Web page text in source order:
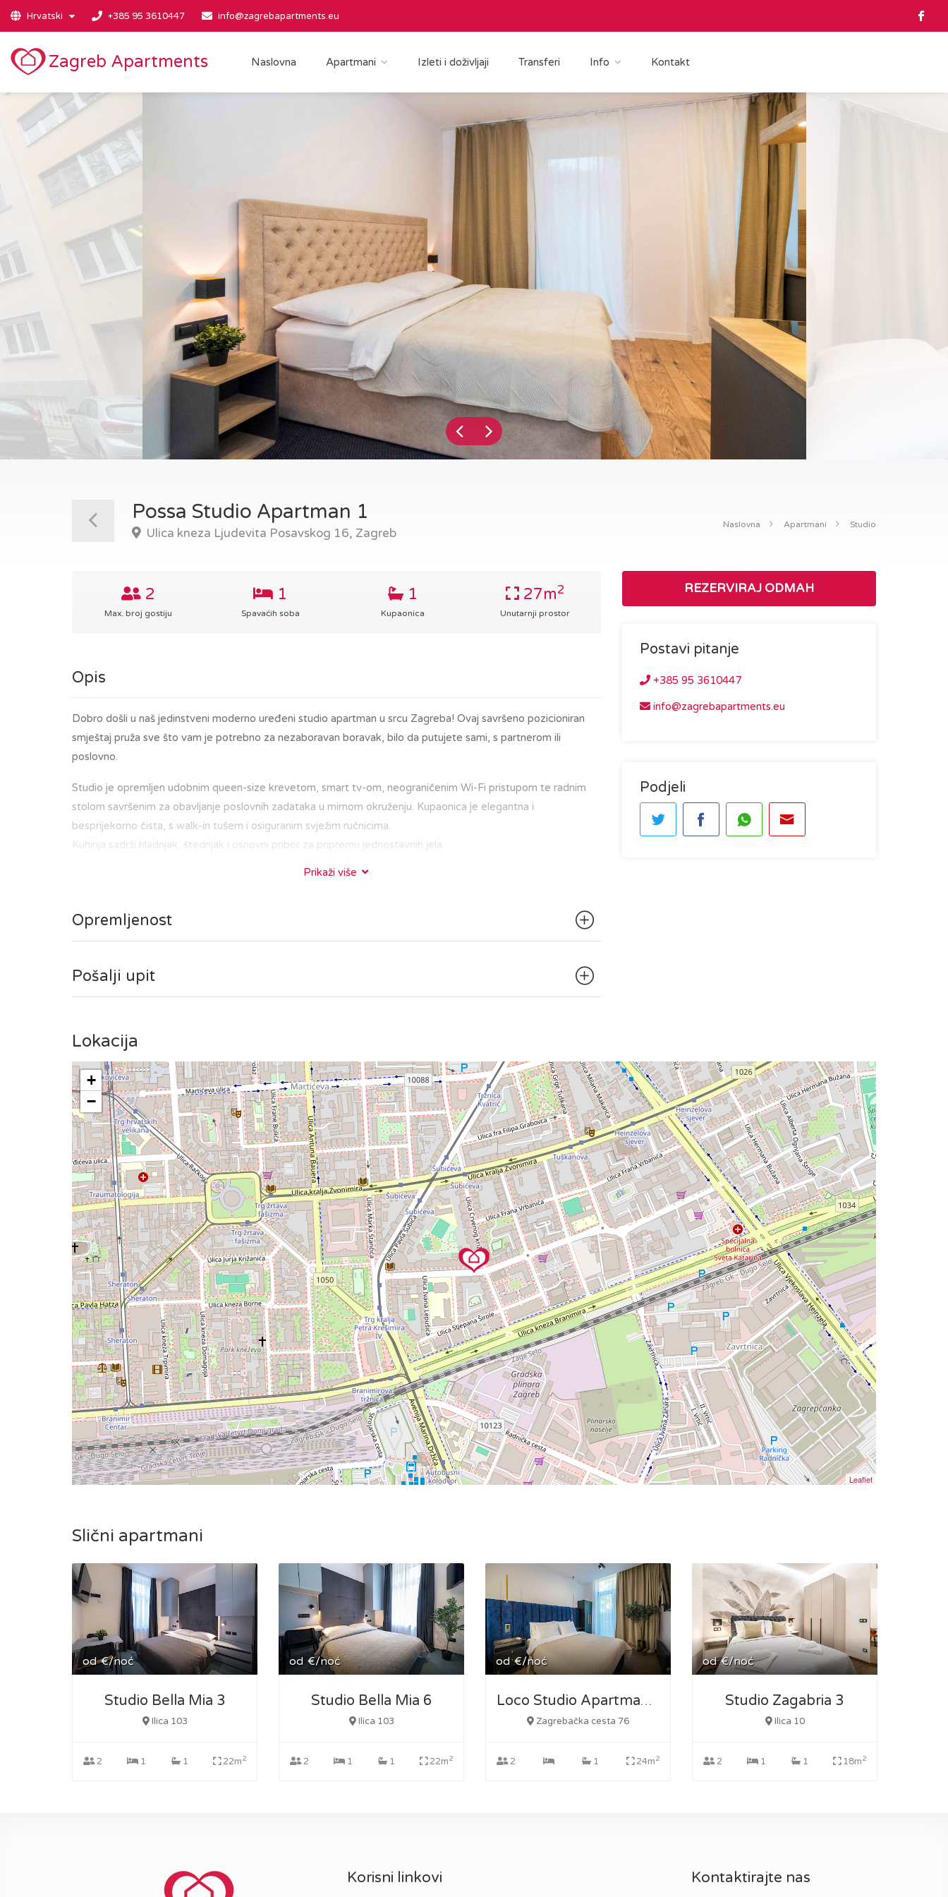
Hrvatski +385 95 3610447 info@zagrebapartments.eu
Zagreb Apartments Naslovna Apartmani Izleti i doživljaji Transferi Info Kontakt
Possa Studio Apartman 1
Ulica kneza Ljudevita Posavskog 16, Zagreb
Naslovna Apartmani Studio
REZERVIRAJ ODMAH
Postavi pitanje
+385 95 3610447
info@zagrebapartments.eu
Podjeli
2
Max. broj gostiju
1
Spavaćih soba
1
Kupaonica
27m2
Unutarnji prostor
Opis
Dobro došli u naš jedinstveni moderno uređeni studio apartman u srcu Zagreba! Ovaj savršeno pozicioniran
smještaj pruža sve što vam je potrebno za nezaboravan boravak, bilo da putujete sami, s partnerom ili
poslovno.
Studio je opremljen udobnim queen-size krevetom, smart tv-om, neograničenim Wi-Fi pristupom te radnim
stolom savršenim za obavljanje poslovnih zadataka u mirnom okruženju. Kupaonica je elegantna i
besprijekorno čista, s walk-in tušem i osiguranim svježim ručnicima.
Kuhinja sadrži hladnjak, štednjak i osnovni pribor za pripremu jednostavnih jela.
tržnicom Dolac i Trgom bana Jelačića, ili da uživate u kavi na Tkalčićevoj ulici, sve vam je nadohvat ruke.
Tramvajska stanica smještena je u blizini zgrade, što omogućuje jednostavan pristup širem gradskom području.
Prikaži više
Opremljenost
Pošalji upit
Lokacija
+
−
Leaflet
Slični apartmani
od €/noć
Studio Bella Mia 3
Ilica 103
2 1 1 22m2
od €/noć
Studio Bella Mia 6
Ilica 103
2 1 1 22m2
od €/noć
Loco Studio Apartman 2
Zagrebačka cesta 76
2 1 24m2
od €/noć
Studio Zagabria 3
Ilica 10
2 1 1 18m2
Korisni linkovi Kontaktirajte nas